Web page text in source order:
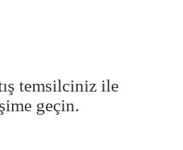
temsilciniz ile
geçin.